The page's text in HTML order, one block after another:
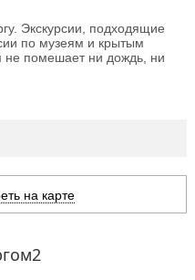
Экскурсии, подходящие
по музеям и крытым
не помешает ни дождь, ни
на карте